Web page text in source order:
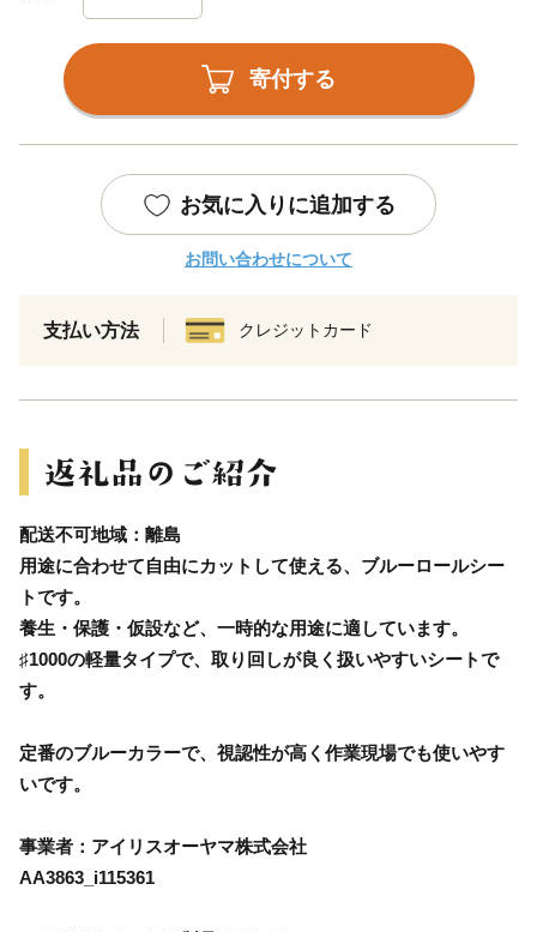
寄付する
お気に入りに追加する
お問い合わせについて
支払い方法 クレジットカード
配送不可地域：離島
用途に合わせて自由にカットして使える、ブルーロールシー
トです。
養生・保護・仮設など、一時的な用途に適しています。
♯1000の軽量タイプで、取り回しが良く扱いやすいシートで
す。
定番のブルーカラーで、視認性が高く作業現場でも使いやす
いです。
事業者：アイリスオーヤマ株式会社
AA3863_i115361